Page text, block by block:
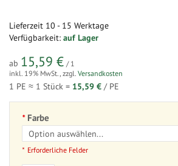
Lieferzeit 10 - 15 Werktage
Verfügbarkeit: auf Lager
ab 15,59 € / 1
inkl. 19% MwSt., zzgl. Versandkosten
1 PE ≈ 1 Stück = 15,59 € / PE
Farbe
Erforderliche Felder